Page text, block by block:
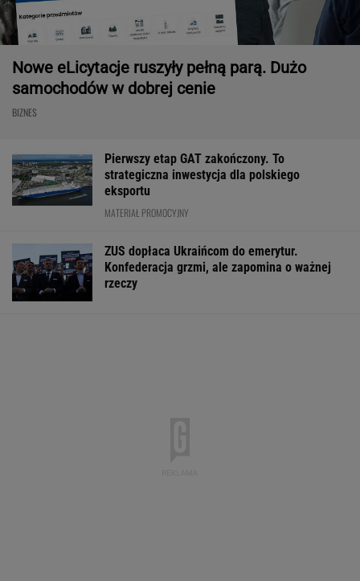
Nowe eLicytacje ruszyły pełną parą. Dużo
samochodów w dobrej cenie
BIZNES
Pierwszy etap GAT zakończony. To
strategiczna inwestycja dla polskiego
eksportu
MATERIAŁ PROMOCYJNY
ZUS dopłaca Ukraińcom do emerytur.
Konfederacja grzmi, ale zapomina o ważnej
rzeczy